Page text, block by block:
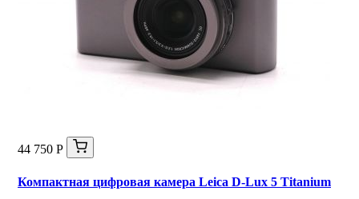
44 750 Р
Компактная цифровая камера Leica D-Lux 5 Titanium